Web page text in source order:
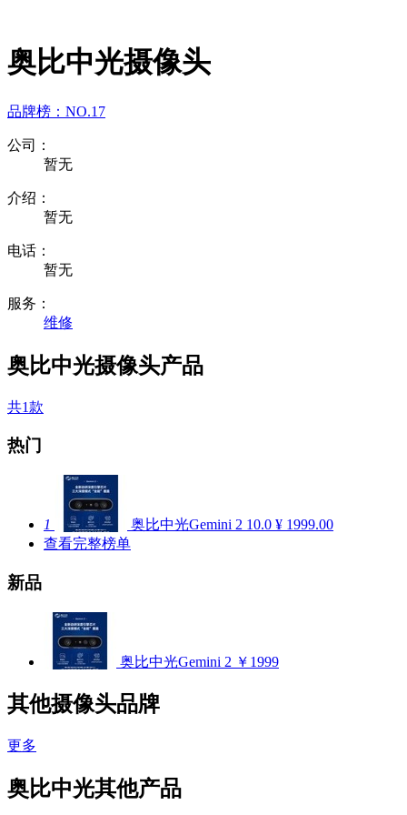
奥比中光摄像头
品牌榜： NO.17
公司：
暂无
介绍：
暂无
电话：
暂无
服务：
维修
奥比中光摄像头产品
共1款
热门
1 奥比中光Gemini 2 10.0 ¥ 1999.00
查看完整榜单
新品
奥比中光Gemini 2 ￥1999
其他摄像头品牌
更多
奥比中光其他产品